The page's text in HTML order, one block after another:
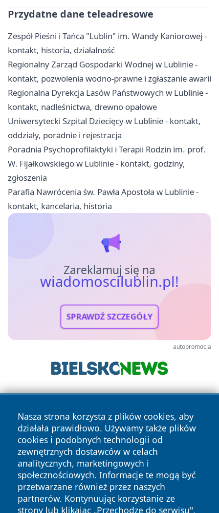
Przydatne dane teleadresowe
Zespół Pieśni i Tańca "Lublin" im. Wandy Kaniorowej -
kontakt, historia, działalność
Regionalny Zarząd Gospodarki Wodnej w Lublinie -
kontakt, pozwolenia wodno-prawne i zgłaszanie awarii
Regionalna Dyrekcja Lasów Państwowych w Lublinie -
kontakt, nadleśnictwa, drewno opałowe
Uniwersytecki Szpital Dziecięcy w Lublinie - kontakt,
oddziały, poradnie i rejestracja
Poradnia Psychoprofilaktyki i Terapii Rodzin im. prof.
W. Fijałkowskiego w Lublinie - kontakt, godziny,
zgłoszenia
Parafia Nawrócenia św. Pawła Apostoła w Lublinie -
kontakt, kancelaria, historia
Zareklamuj się na
wiadomoscilublin.pl!
SPRAWDŹ SZCZEGÓŁY
autopromocja
Nasza strona korzysta z plików cookies, aby
działała prawidłowo. Używamy także plików
cookies i podobnych technologii od
zewnętrznych dostawców w celach
analitycznych, marketingowych i
społecznościowych. Informacje te mogą być
przetwarzane również przez naszych
partnerów. Kontynuując korzystanie ze
strony lub klikając „Przechodzę do serwisu",
Copyright © 2026 wiadomoscilublin.pl Wszystkie prawa
zastrzeżone.
News Autorzy
Polityka
Prywatności
Polityka
Cookies